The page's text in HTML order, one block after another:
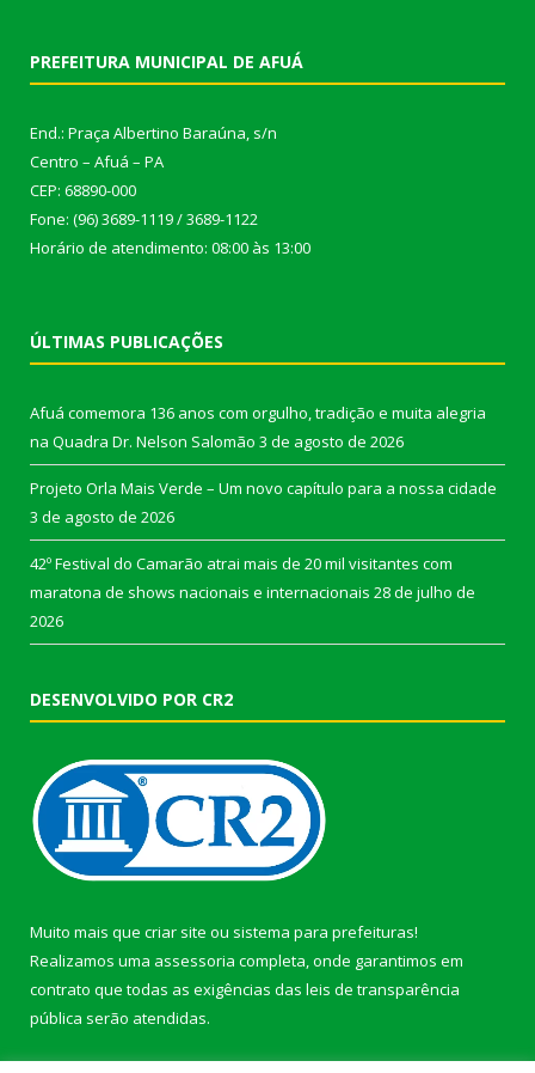
PREFEITURA MUNICIPAL DE AFUÁ
End.: Praça Albertino Baraúna, s/n
Centro – Afuá – PA
CEP: 68890-000
Fone: (96) 3689-1119 / 3689-1122
Horário de atendimento: 08:00 às 13:00
ÚLTIMAS PUBLICAÇÕES
Afuá comemora 136 anos com orgulho, tradição e muita alegria
na Quadra Dr. Nelson Salomão 3 de agosto de 2026
Projeto Orla Mais Verde – Um novo capítulo para a nossa cidade
3 de agosto de 2026
42º Festival do Camarão atrai mais de 20 mil visitantes com
maratona de shows nacionais e internacionais 28 de julho de
2026
DESENVOLVIDO POR CR2
Muito mais que criar site ou sistema para prefeituras!
Realizamos uma assessoria completa, onde garantimos em
contrato que todas as exigências das leis de transparência
pública serão atendidas.